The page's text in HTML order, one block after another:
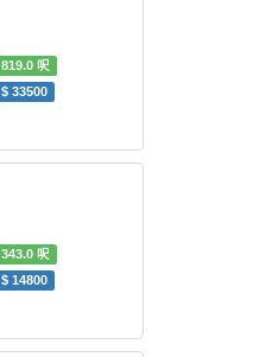
819.0呎
$ 33500
343.0呎
$ 14800